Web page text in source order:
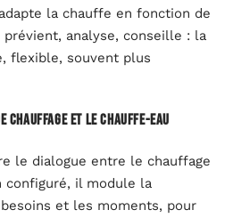
la chauffe en fonction de
prévient, analyse, conseille : la
flexible, souvent plus
chauffage et le chauffe-eau
le dialogue entre le chauffage
il module la
et les moments, pour